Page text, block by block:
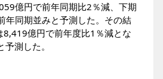
億円で前年同期比2％減、下期
年同期並みと予測した。その結
億円で前年度比1％減とな
測した。